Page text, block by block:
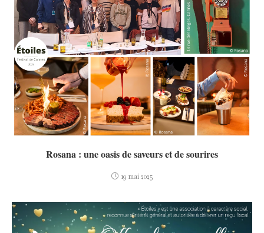
Rosana : une oasis de saveurs et de sourires
19 mai 2025